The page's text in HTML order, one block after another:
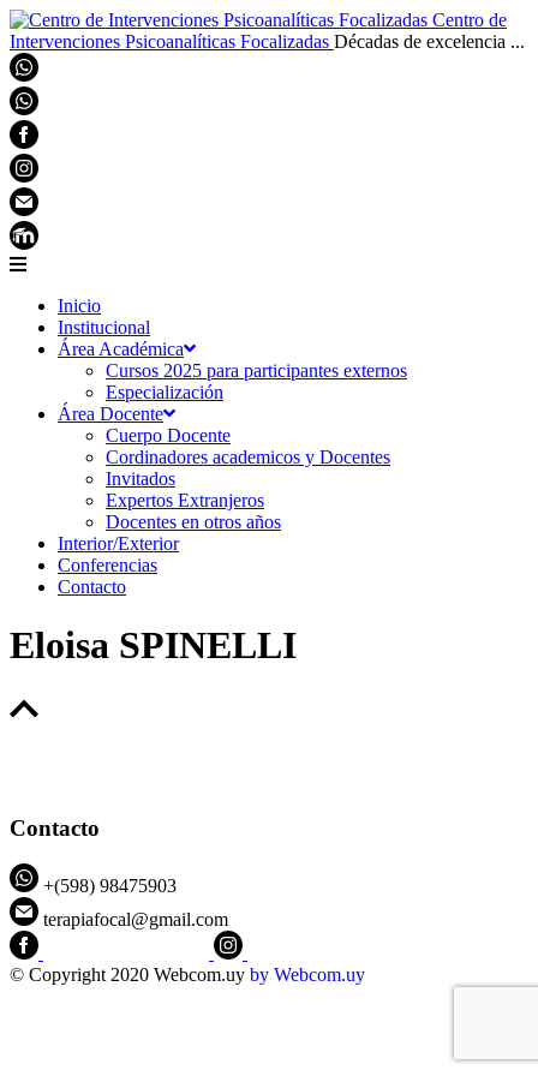
Centro de
Intervenciones Psicoanalíticas Focalizadas Décadas de excelencia ...
Inicio
Institucional
Área Académica
Cursos 2025 para participantes externos
Especialización
Área Docente
Cuerpo Docente
Cordinadores academicos y Docentes
Invitados
Expertos Extranjeros
Docentes en otros años
Interior/Exterior
Conferencias
Contacto
Eloisa SPINELLI
Contacto
+(598) 98475903
terapiafocal@gmail.com
© Copyright 2020 Webcom.uy by Webcom.uy